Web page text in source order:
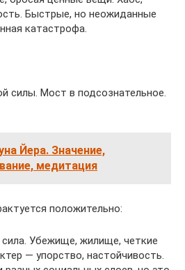
Быстрые, но неожиданные
катастрофа.
силы. Мост в подсознательное.
Йера. Значение,
медитация
положительно:
Убежище, жилище, четкие
— упорство, настойчивость.